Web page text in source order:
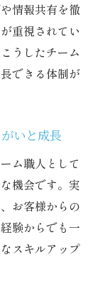
情報共有を徹
重視されてい
うしたチーム
できる体制が
いと成長
ム職人として
機会です。実
お客様からの
験からでも一
スキルアップ